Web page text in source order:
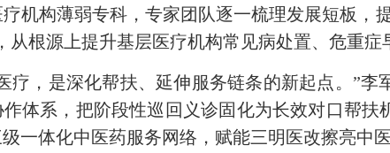
构薄弱专科，专家团队逐一梳理发展短板，
从根源上提升基层医疗机构常见病处置、危重症
，是深化帮扶、延伸服务链条的新起点。”李
体系，把阶段性巡回义诊固化为长效对口帮
一体化中医药服务网络，赋能三明医改擦亮中